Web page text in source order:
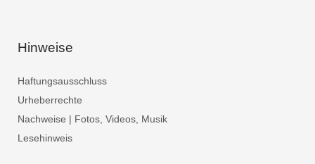
Hinweise
Haftungsausschluss
Urheberrechte
Nachweise | Fotos, Videos, Musik
Lesehinweis